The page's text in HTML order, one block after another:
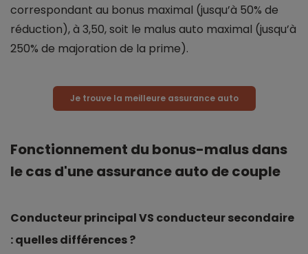
correspondant au bonus maximal (jusqu’à 50% de
réduction), à 3,50, soit le malus auto maximal (jusqu’à
250% de majoration de la prime).
Je trouve la meilleure assurance auto
Fonctionnement du bonus-malus dans
le cas d'une assurance auto de couple
Conducteur principal VS conducteur secondaire
: quelles différences ?